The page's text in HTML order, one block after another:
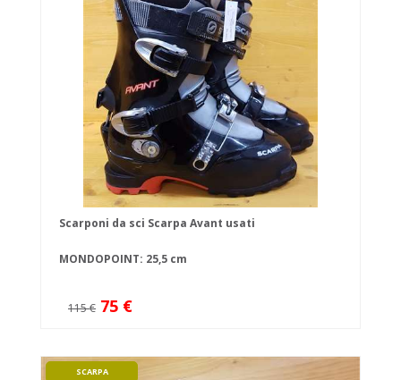
Scarponi da sci Scarpa Avant usati
MONDOPOINT: 25,5 cm
115 € 75 €
SCARPA